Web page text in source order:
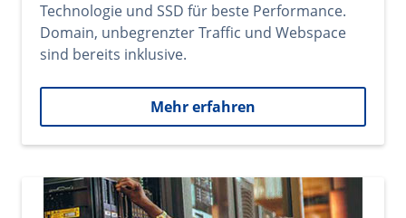
Technologie und SSD für beste Performance.
Domain, unbegrenzter Traffic und Webspace
sind bereits inklusive.
Mehr erfahren